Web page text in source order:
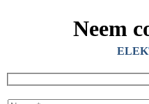
Neem
ELEK